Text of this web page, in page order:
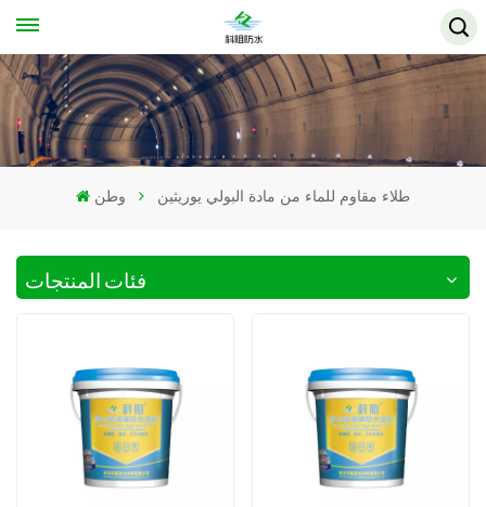
وطن طلاء مقاوم للماء من مادة البولي يوريثين
فئات المنتجات